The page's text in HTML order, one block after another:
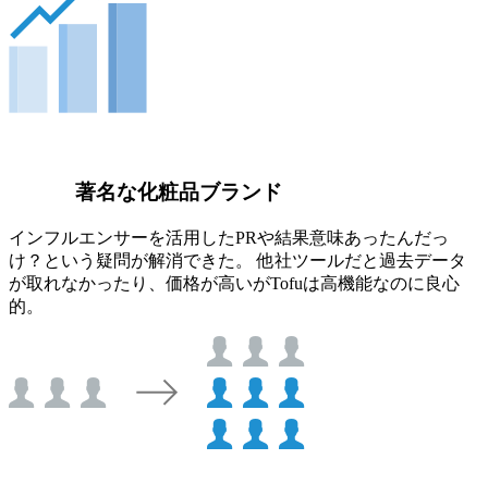
著名な化粧品ブランド
インフルエンサーを活用したPRや結果意味あったんだっ
け？という疑問が解消できた。 他社ツールだと過去データ
が取れなかったり、価格が高いがTofuは高機能なのに良心
的。